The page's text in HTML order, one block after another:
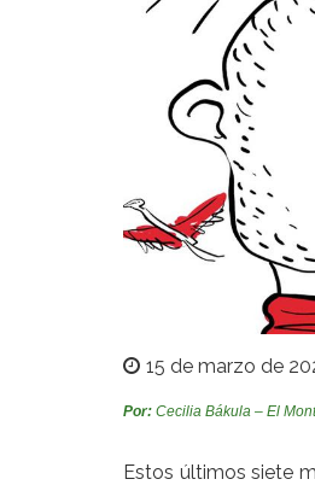
15 de marzo de
Por: Cecilia Bákula – El
Estos últimos siete